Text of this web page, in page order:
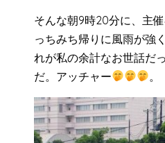
そんな朝9時20分に、主
っちみち帰りに風雨が強
れが私の余計なお世話だ
だ。アッチャー
。